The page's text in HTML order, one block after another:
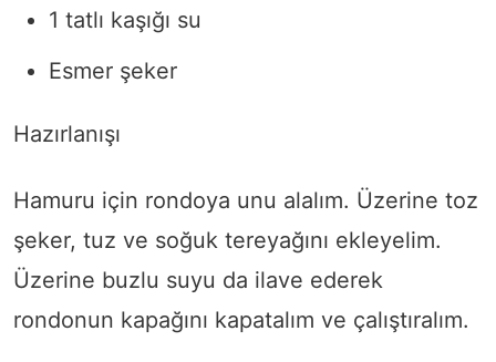
1 tatlı kaşığı su
Esmer şeker
Hazırlanışı
Hamuru için rondoya unu alalım. Üzerine toz
şeker, tuz ve soğuk tereyağını ekleyelim.
Üzerine buzlu suyu da ilave ederek
rondonun kapağını kapatalım ve çalıştıralım.